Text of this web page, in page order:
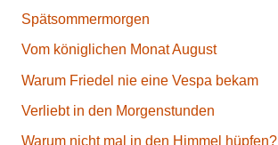
Spätsommermorgen
Vom königlichen Monat August
Warum Friedel nie eine Vespa bekam
Verliebt in den Morgenstunden
Warum nicht mal in den Himmel hüpfen?